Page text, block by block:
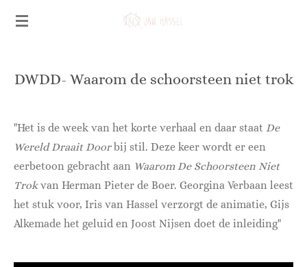
Ga
deDWDD- Waarom de schoorsteen niet trok
"Het is de week van het korte verhaal en daar staat De
Wereld Draait Doorbij stil. Deze keer wordt er een
eerbetoon gebracht aan Waarom De Schoorsteen Niet
Trokvan Herman Pieter de Boer. Georgina Verbaan leest
het stuk voor, Iris van Hassel verzorgt de animatie, Gijs
Alkemade het geluid en Joost Nijsen doet de inleiding"